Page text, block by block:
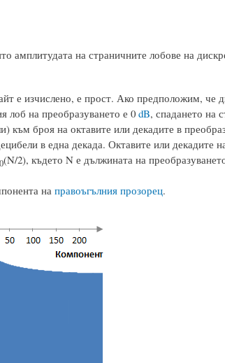
амплитудата на страничните лобове на
е изчислено, е прост. Ако предположим, че
лоб на преобразуването е 0 dB, спадането на
към броя на октавите или декадите в
в една декада. Октавите или декадите
(N/2), където N е дължината на
на правоъгълния прозорец.